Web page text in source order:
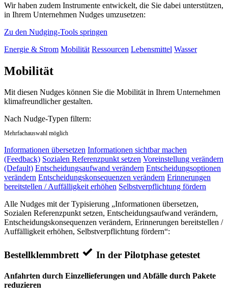
Wir haben zudem Instrumente entwickelt, die Sie dabei unterstützen,
in Ihrem Unternehmen Nudges umzusetzen:
Zu den Nudging-Tools springen
Energie & Strom Mobilität Ressourcen Lebensmittel Wasser
Mobilität
Mit diesen Nudges können Sie die Mobilität in Ihrem Unternehmen
klimafreundlicher gestalten.
Nach Nudge-Typen filtern:
Mehrfachauswahl möglich
Informationen übersetzen Informationen sichtbar machen
(Feedback) Sozialen Referenzpunkt setzen Voreinstellung verändern
(Default) Entscheidungsaufwand verändern Entscheidungsoptionen
verändern Entscheidungskonsequenzen verändern Erinnerungen
bereitstellen / Auffälligkeit erhöhen Selbstverpflichtung fördern
Alle Nudges mit der Typisierung „Informationen übersetzen,
Sozialen Referenzpunkt setzen, Entscheidungsaufwand verändern,
Entscheidungskonsequenzen verändern, Erinnerungen bereitstellen /
Auffälligkeit erhöhen, Selbstverpflichtung fördern“:
Bestellklemmbrett In der Pilotphase getestet
Anfahrten durch Einzellieferungen und Abfälle durch Pakete
reduzieren